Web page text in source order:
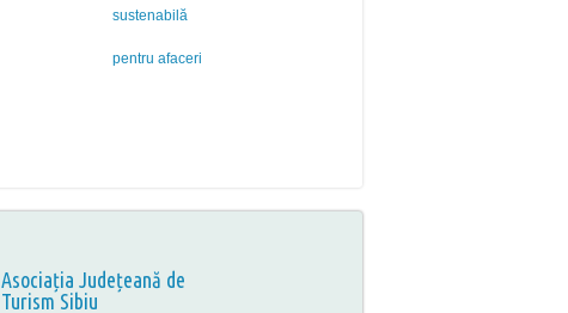
sustenabilă
pentru afaceri
Asociația Județeană de
Turism Sibiu